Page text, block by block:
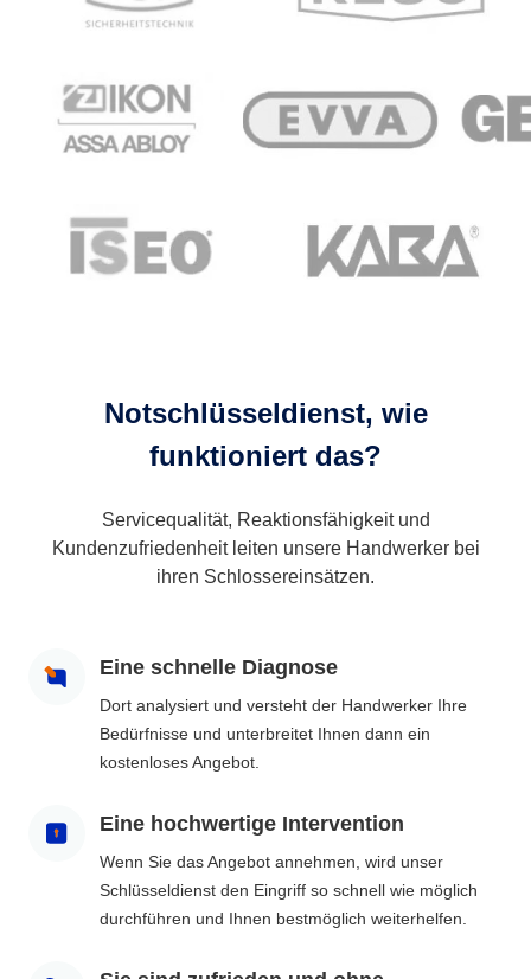
Notschlüsseldienst, wie
funktioniert das?
Servicequalität, Reaktionsfähigkeit und
Kundenzufriedenheit leiten unsere Handwerker bei
ihren Schlossereinsätzen.
Eine schnelle Diagnose
Dort analysiert und versteht der Handwerker Ihre
Bedürfnisse und unterbreitet Ihnen dann ein
kostenloses Angebot.
Eine hochwertige Intervention
Wenn Sie das Angebot annehmen, wird unser
Schlüsseldienst den Eingriff so schnell wie möglich
durchführen und Ihnen bestmöglich weiterhelfen.